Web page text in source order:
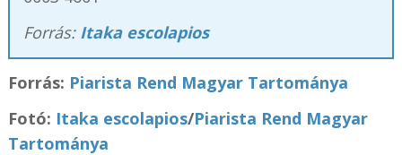
Forrás: Itaka escolapios
Forrás: Piarista Rend Magyar Tartománya
Fotó: Itaka escolapios/Piarista Rend Magyar
Tartománya